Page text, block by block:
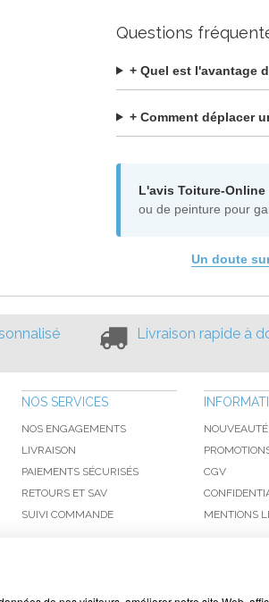
Questions
+ Quel est l'avantage
+ Comment déplacer
L'avis Toiture-Online
ou de peinture pour
Un doute
Livraison rapide à
NOS SERVICES
NOS ENGAGEMENTS
LIVRAISON
PAIEMENTS SÉCURISÉS
RETOURS ET SAV
SUIVI COMMANDE
CGV
MENTIONS